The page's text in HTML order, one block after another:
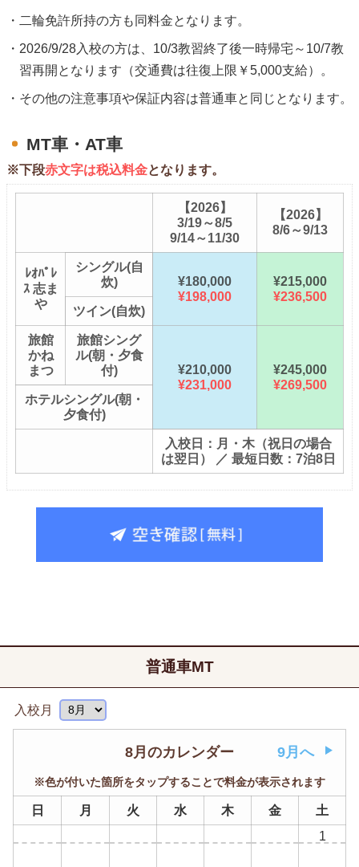
二輪免許所持の方も同料金となります。
2026/9/28入校の方は、10/3教習終了後一時帰宅～10/7教
習再開となります（交通費は往復上限￥5,000支給）。
その他の注意事項や保証内容は普通車と同じとなります。
MT車・AT車
※下段赤文字は税込料金となります。
【2026】
3/19～8/5
9/14～11/30
【2026】
8/6～9/13
ﾚｵﾊﾟﾚ
ｽ 志ま
や
シングル(自
炊)
¥180,000
¥198,000
¥215,000
¥236,500
ツイン(自炊)
旅館
かね
まつ
旅館シング
ル(朝・夕食
付)
¥210,000
¥231,000
¥245,000
¥269,500
ホテルシングル(朝・
夕食付)
入校日：月・木（祝日の場合
は翌日） ／ 最短日数：7泊8日
普通車MT
入校月
8月のカレンダー 9月へ
※色が付いた箇所をタップすることで料金が表示されます
日 月 火 水 木 金
土
1